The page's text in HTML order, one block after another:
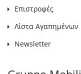
Επιστροφές
Λίστα Αγαπημένων
Newsletter